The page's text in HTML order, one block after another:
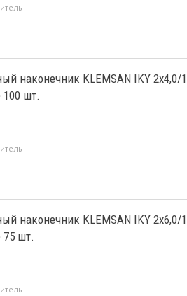
наконечник KLEMSAN IKY 2х4,0/
100 шт.
наконечник KLEMSAN IKY 2х6,0/
75 шт.